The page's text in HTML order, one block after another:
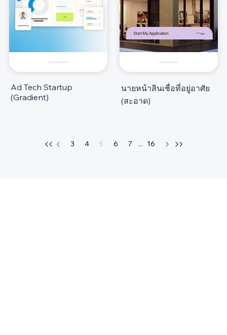
Ad Tech Startup
(Gradient)
นายหน้าสินเชื่อที่อยู่อาศัย
(สะอาด)
3 4 5 6 7 ... 16